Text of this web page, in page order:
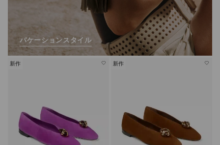
バケーションスタイル
新作 新作